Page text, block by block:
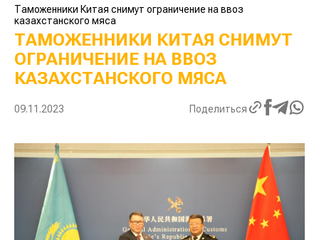
Таможенники Китая снимут ограничение на ввоз
казахстанского мяса
ТАМОЖЕННИКИ КИТАЯ СНИМУТ
ОГРАНИЧЕНИЕ НА ВВОЗ
КАЗАХСТАНСКОГО МЯСА
09.11.2023 Поделиться